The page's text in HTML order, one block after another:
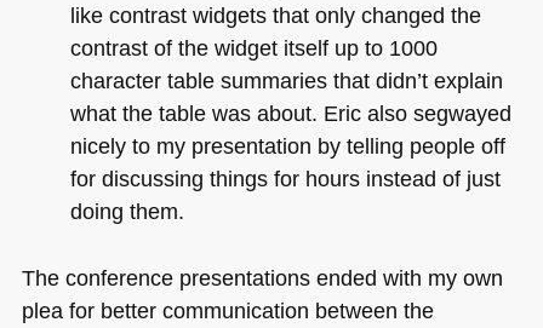
like contrast widgets that only changed the
contrast of the widget itself up to 1000
character table summaries that didn’t explain
what the table was about. Eric also segwayed
nicely to my presentation by telling people off
for discussing things for hours instead of just
doing them.
The conference presentations ended with my own
plea for better communication between the